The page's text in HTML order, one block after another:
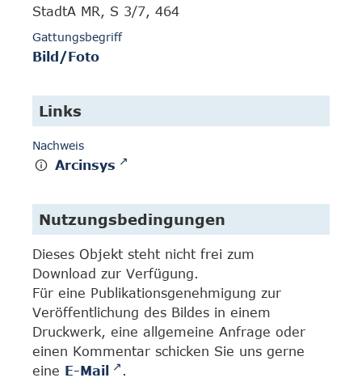
StadtA MR, S 3/7, 464
Gattungsbegriff
Bild/Foto
Links
Nachweis
Arcinsys
Nutzungsbedingungen
Dieses Objekt steht nicht frei zum
Download zur Verfügung.
Für eine Publikationsgenehmigung zur
Veröffentlichung des Bildes in einem
Druckwerk, eine allgemeine Anfrage oder
einen Kommentar schicken Sie uns gerne
eine E-Mail
.